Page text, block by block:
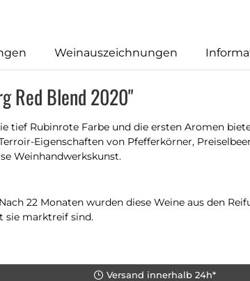
Weinauszeichnungen
Red Blend 2020"
tief Rubinrote Farbe und die ersten Aromen
Eigenschaften von Pfefferkörner,
Weinhandwerkskunst.
22 Monaten wurden diese Weine aus den
sie marktreif sind.
Versand innerhalb 24h*